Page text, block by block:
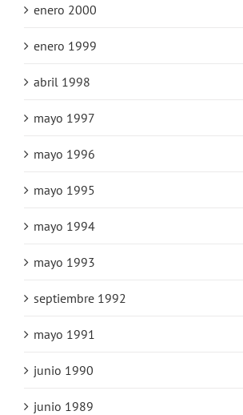
enero 2000
enero 1999
abril 1998
mayo 1997
mayo 1996
mayo 1995
mayo 1994
mayo 1993
septiembre 1992
mayo 1991
junio 1990
junio 1989